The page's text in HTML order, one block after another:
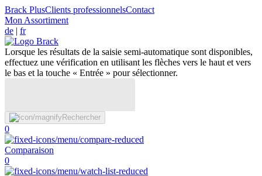
Brack PlusClients professionnelsContact
Mon Assortiment
de | fr
Lorsque les résultats de la saisie semi-automatique sont disponibles,
effectuez une vérification en utilisant les flèches vers le haut et vers
le bas et la touche « Entrée » pour sélectionner.
Rechercher
0
Comparaison
0